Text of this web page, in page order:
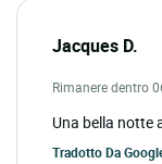
Jacques D.
Rimanere dentro
Una bella notte
Tradotto Da